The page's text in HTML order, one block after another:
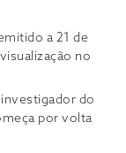
a 21 de
no
do
por volta